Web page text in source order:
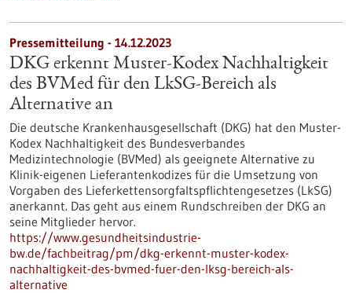
Pressemitteilung - 14.12.2023
DKG erkennt Muster-Kodex Nachhaltigkeit
des BVMed für den LkSG-Bereich als
Alternative an
Die deutsche Krankenhausgesellschaft (DKG) hat den Muster-
Kodex Nachhaltigkeit des Bundesverbandes
Medizintechnologie (BVMed) als geeignete Alternative zu
Klinik-eigenen Lieferantenkodizes für die Umsetzung von
Vorgaben des Lieferkettensorgfaltspflichtengesetzes (LkSG)
anerkannt. Das geht aus einem Rundschreiben der DKG an
seine Mitglieder hervor.
https://www.gesundheitsindustrie-
bw.de/fachbeitrag/pm/dkg-erkennt-muster-kodex-
nachhaltigkeit-des-bvmed-fuer-den-lksg-bereich-als-
alternative